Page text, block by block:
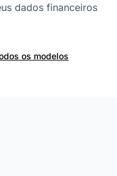
dados financeiros
os modelos